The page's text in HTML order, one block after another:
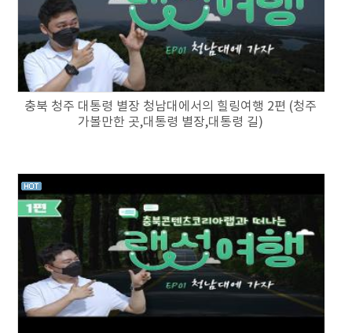
충북 청주 대통령 별장 청남대에서의 힐링여행 2편 (청주
가볼만한 곳,대통령 별장,대통령 길)